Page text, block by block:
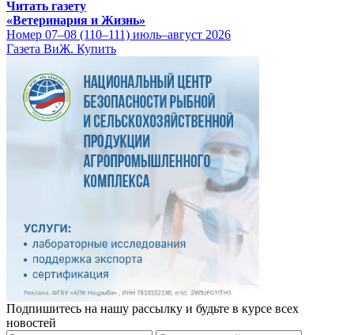
Читать газету
«Ветеринария и Жизнь»
Номер 07–08 (110–111) июль–август 2026
Газета ВиЖ. Купить
Подпишитесь на нашу рассылку и будьте в курсе всех
новостей